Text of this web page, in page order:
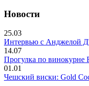
Новости
25.03
Интервью с Анджелой
14.07
Прогулка по винокурне
01.01
Чешский виски: Gold